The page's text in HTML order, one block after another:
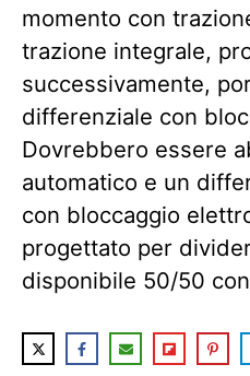
momento con
trazione integrale,
successivamente,
differenziale con
Dovrebbero essere
automatico e un
con bloccaggio
progettato per
disponibile 50/50